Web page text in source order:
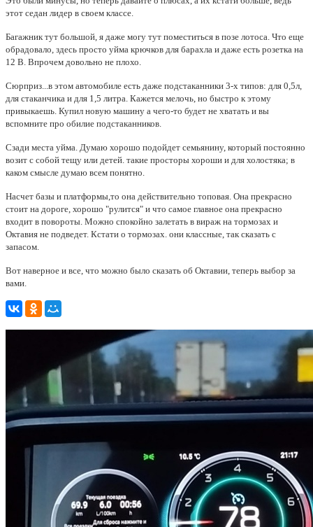
этот седан лидер в своем классе.
Багажник тут большой, я даже могу тут поместиться в позе лотоса. Что еще
обрадовало, здесь просто уйма крючков для барахла и даже есть розетка на
12 В. Впрочем довольно не плохо.
Сюрприз...в этом автомобиле есть даже подстаканники 3-х типов: для 0,5л,
для стаканчика и для 1,5 литра. Кажется мелочь, но быстро к этому
привыкаешь. Купил новую машину а чего-то будет не хватать и вы
вспомните про обилие подстаканников.
Сзади места уйма. Думаю хорошо подойдет семьянину, который постоянно
возит с собой тещу или детей. такие просторы хороши и для холостяка; в
каком смысле думаю всем понятно.
Насчет базы и платформы,то она действительно топовая. Она прекрасно
стоит на дороге, хорошо "рулится" и что самое главное она прекрасно
входит в повороты. Можно спокойно залетать в вираж на тормозах и
Октавия не подведет. Кстати о тормозах. они классные, так сказать с
запасом.
Вот наверное и все, что можно было сказать об Октавии, теперь выбор за
вами.